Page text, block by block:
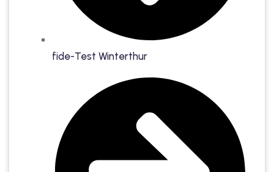
fide-Test Winterthur